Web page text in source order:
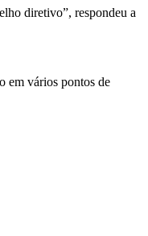
diretivo”, respondeu a
em vários pontos de